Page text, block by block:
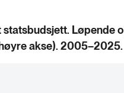
statsbudsjett. Løpende
akse). 2005–2025.